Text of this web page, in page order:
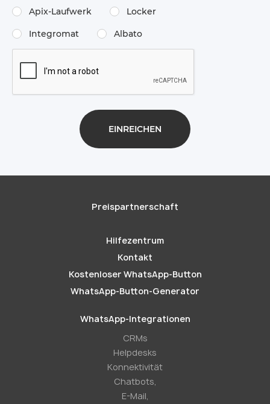
Apix-Laufwerk Locker
Integromat Albato
Preispartnerschaft
Hilfezentrum
Kontakt
Kostenloser WhatsApp-Button
WhatsApp-Button-Generator
WhatsApp-Integrationen
CRMs
Helpdesks
Konnektivität
Chatbots,
E-Mail,